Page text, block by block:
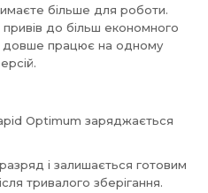
більше для роботи.
до більш економного
довше працює на одному
Optimum заряджається
і залишається готовим
тривалого зберігання.